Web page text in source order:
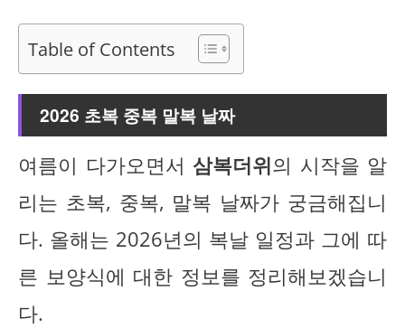
Table of Contents
2026 초복 중복 말복 날짜
여름이 다가오면서 삼복더위의 시작을 알
리는 초복, 중복, 말복 날짜가 궁금해집니
다. 올해는 2026년의 복날 일정과 그에 따
른 보양식에 대한 정보를 정리해보겠습니
다.